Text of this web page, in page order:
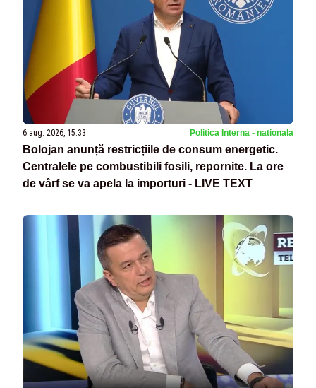
6 aug. 2026, 15:33 Politica Interna - nationala
Bolojan anunță restricțiile de consum energetic.
Centralele pe combustibili fosili, repornite. La ore
de vârf se va apela la importuri - LIVE TEXT